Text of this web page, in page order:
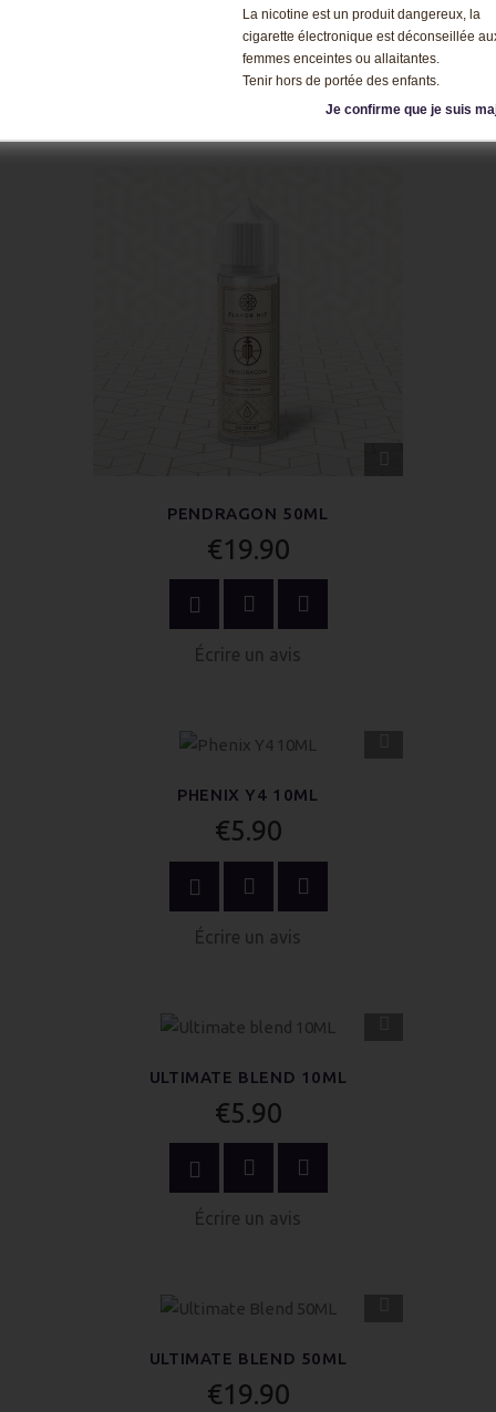
La nicotine est un produit dangereux, la
cigarette électronique est déconseillée
femmes enceintes ou allaitantes.
Tenir hors de portée des enfants.
Je confirme que je suis
OPTIONS
Écrire un avis
RAPIDE
PENDRAGON 50ML
€19.90
Écrire un avis
PHENIX Y4 10ML
€5.90
Écrire un avis
ULTIMATE BLEND 10ML
€5.90
Écrire un avis
ULTIMATE BLEND 50ML
€19.90